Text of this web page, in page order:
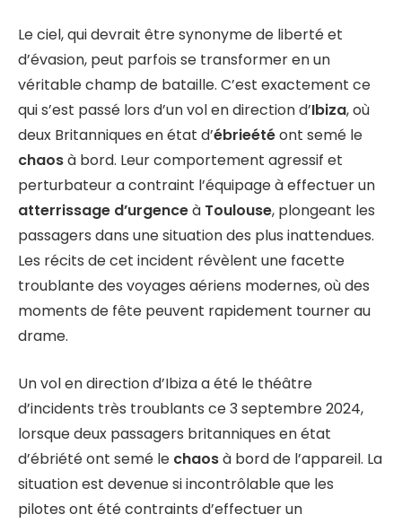
Le ciel, qui devrait être synonyme de liberté et
d’évasion, peut parfois se transformer en un
véritable champ de bataille. C’est exactement ce
qui s’est passé lors d’un vol en direction d’Ibiza, où
deux Britanniques en état d’ébrieétéont semé le
chaosà bord. Leur comportement agressif et
perturbateur a contraint l’équipage à effectuer un
atterrissage d’urgenceà Toulouse, plongeant les
passagers dans une situation des plus inattendues.
Les récits de cet incident révèlent une facette
troublante des voyages aériens modernes, où des
moments de fête peuvent rapidement tourner au
drame.
Un vol en direction d’Ibiza a été le théâtre
d’incidents très troublants ce 3 septembre 2024,
lorsque deux passagers britanniques en état
d’ébriété ont semé le chaosà bord de l’appareil. La
situation est devenue si incontrôlable que les
pilotes ont été contraints d’effectuer un